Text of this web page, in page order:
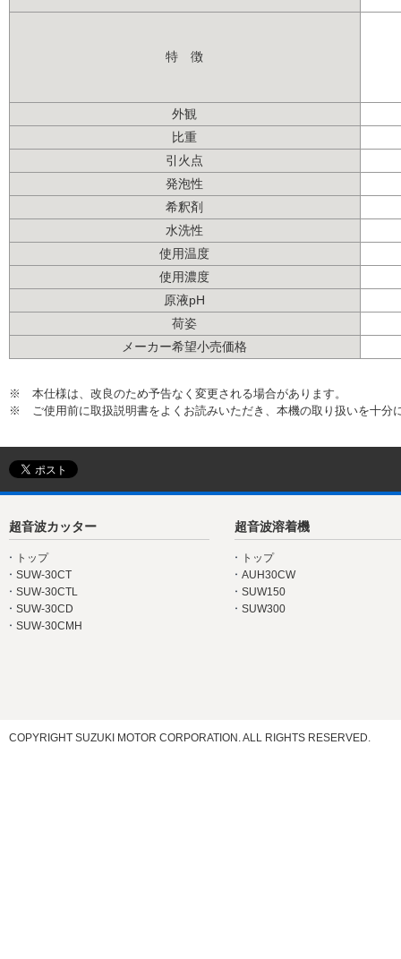
特 徴
外観
比重
引火点
発泡性
希釈剤
水洗性
使用温度
使用濃度
原液pH
荷姿
メーカー希望小売価格
※ 本仕様は、改良のため予告なく変更される場合があります。
※ ご使用前に取扱説明書をよくお読みいただき、本機の取り扱いを十分
超音波カッター
トップ
SUW-30CT
SUW-30CTL
SUW-30CD
SUW-30CMH
超音波溶着機
トップ
AUH30CW
SUW150
SUW300
COPYRIGHT SUZUKI MOTOR CORPORATION. ALL RIGHTS RESERVED.